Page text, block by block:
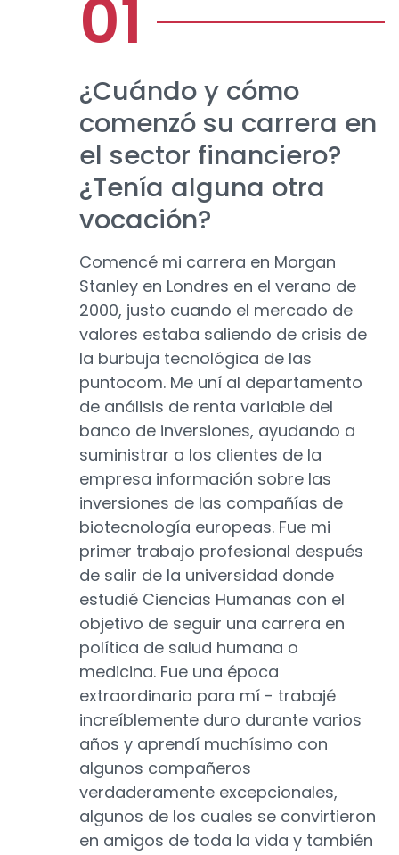
¿Cuándo y cómo
comenzó su carrera en
el sector financiero?
¿Tenía alguna otra
vocación?
Comencé mi carrera en Morgan
Stanley en Londres en el verano de
2000, justo cuando el mercado de
valores estaba saliendo de crisis de
la burbuja tecnológica de las
puntocom. Me uní al departamento
de análisis de renta variable del
banco de inversiones, ayudando a
suministrar a los clientes de la
empresa información sobre las
inversiones de las compañías de
biotecnología europeas. Fue mi
primer trabajo profesional después
de salir de la universidad donde
estudié Ciencias Humanas con el
objetivo de seguir una carrera en
política de salud humana o
medicina. Fue una época
extraordinaria para mí - trabajé
increíblemente duro durante varios
años y aprendí muchísimo con
algunos compañeros
verdaderamente excepcionales,
algunos de los cuales se convirtieron
en amigos de toda la vida y también